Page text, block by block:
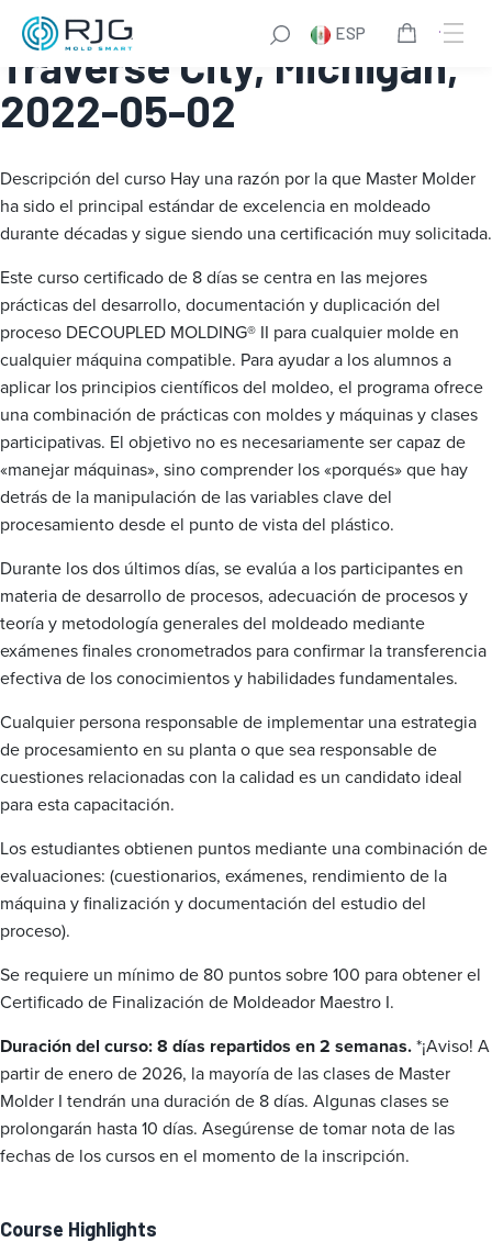
ESP
Master Molder® I:
Traverse City, Michigan,
2022-05-02
Descripción del curso Hay una razón por la que Master Molder
ha sido el principal estándar de excelencia en moldeado
durante décadas y sigue siendo una certificación muy solicitada.
Este curso certificado de 8 días se centra en las mejores
prácticas del desarrollo, documentación y duplicación del
proceso DECOUPLED MOLDING® II para cualquier molde en
cualquier máquina compatible. Para ayudar a los alumnos a
aplicar los principios científicos del moldeo, el programa ofrece
una combinación de prácticas con moldes y máquinas y clases
participativas. El objetivo no es necesariamente ser capaz de
«manejar máquinas», sino comprender los «porqués» que hay
detrás de la manipulación de las variables clave del
procesamiento desde el punto de vista del plástico.
Durante los dos últimos días, se evalúa a los participantes en
materia de desarrollo de procesos, adecuación de procesos y
teoría y metodología generales del moldeado mediante
exámenes finales cronometrados para confirmar la transferencia
efectiva de los conocimientos y habilidades fundamentales.
Cualquier persona responsable de implementar una estrategia
de procesamiento en su planta o que sea responsable de
cuestiones relacionadas con la calidad es un candidato ideal
para esta capacitación.
Los estudiantes obtienen puntos mediante una combinación de
evaluaciones: (cuestionarios, exámenes, rendimiento de la
máquina y finalización y documentación del estudio del
proceso).
Se requiere un mínimo de 80 puntos sobre 100 para obtener el
Certificado de Finalización de Moldeador Maestro I.
Duración del curso: 8 días repartidos en 2 semanas.*¡Aviso! A
partir de enero de 2026, la mayoría de las clases de Master
Molder I tendrán una duración de 8 días. Algunas clases se
prolongarán hasta 10 días. Asegúrense de tomar nota de las
fechas de los cursos en el momento de la inscripción.
Course Highlights